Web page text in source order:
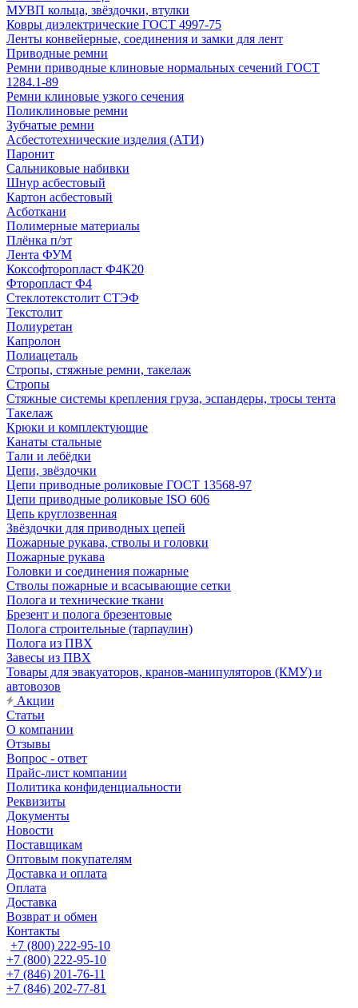
МУВП кольца, звёздочки, втулки
Ковры диэлектрические ГОСТ 4997-75
Ленты конвейерные, соединения и замки для лент
Приводные ремни
Ремни приводные клиновые нормальных сечений ГОСТ
1284.1-89
Ремни клиновые узкого сечения
Поликлиновые ремни
Зубчатые ремни
Асбестотехнические изделия (АТИ)
Паронит
Сальниковые набивки
Шнур асбестовый
Картон асбестовый
Асботкани
Полимерные материалы
Плёнка п/эт
Лента ФУМ
Коксофторопласт Ф4К20
Фторопласт Ф4
Стеклотекстолит СТЭФ
Текстолит
Полиуретан
Капролон
Полиацеталь
Стропы, стяжные ремни, такелаж
Стропы
Стяжные системы крепления груза, эспандеры, тросы тента
Такелаж
Крюки и комплектующие
Канаты стальные
Тали и лебёдки
Цепи, звёздочки
Цепи приводные роликовые ГОСТ 13568-97
Цепи приводные роликовые ISO 606
Цепь круглозвенная
Звёздочки для приводных цепей
Пожарные рукава, стволы и головки
Пожарные рукава
Головки и соединения пожарные
Стволы пожарные и всасывающие сетки
Полога и технические ткани
Брезент и полога брезентовые
Полога строительные (тарпаулин)
Полога из ПВХ
Завесы из ПВХ
Товары для эвакуаторов, кранов-манипуляторов (КМУ) и
автовозов
Акции
Статьи
О компании
Отзывы
Вопрос - ответ
Прайс-лист компании
Политика конфиденциальности
Реквизиты
Документы
Новости
Поставщикам
Оптовым покупателям
Доставка и оплата
Оплата
Доставка
Возврат и обмен
Контакты
+7 (800) 222-95-10
+7 (800) 222-95-10
+7 (846) 201-76-11
+7 (846) 202-77-81